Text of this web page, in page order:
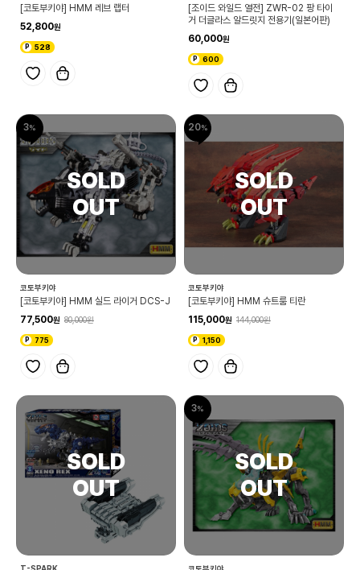
[코토부키야] HMM 레브 랩터
52,800
528
[조이드 와일드 열전] ZWR-02 팡 타이
거 더글라스 알드릿지 전용기(일본어판)
60,000
600
3
코토부키야
[코토부키야] HMM 실드 라이거 DCS-J
77,500
80,000
775
20
코토부키야
[코토부키야] HMM 슈트룸 티란
115,000
144,000
1,150
3